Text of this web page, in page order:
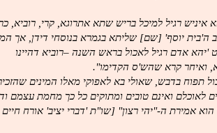
רגיל למיכל בריש שתא אתרוגא, קרי, רוביא,
ה'בית יוסף' [שם] שליתא בגמרא בנוסחי דידן, אך
אדם רגיל לאכול בראש השנה –רוביא דהיינו
ואיחר קרא שהש'ס הקדימו".
תפוח בדבש, שאולי בא לאפוקי מאלו המינים
לאוכלם ואינם טובים ומתוקים כל כך מחמת עצמם
אמירת ה-"יהי רצון" [שו"ת 'דברי יציב' אורח חיים